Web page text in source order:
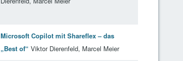
Microsoft Copilot mit Shareflex – das
„Best of“ Viktor Dierenfeld, Marcel Meier